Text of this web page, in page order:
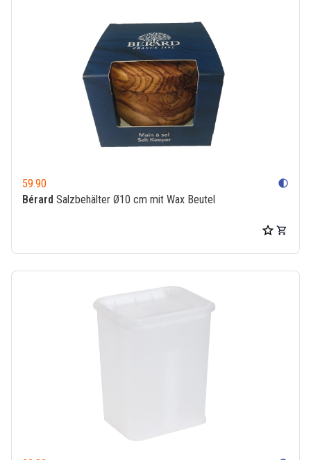
59.90 contrast
Bérard Salzbehälter Ø10 cm mit Wax Beutel